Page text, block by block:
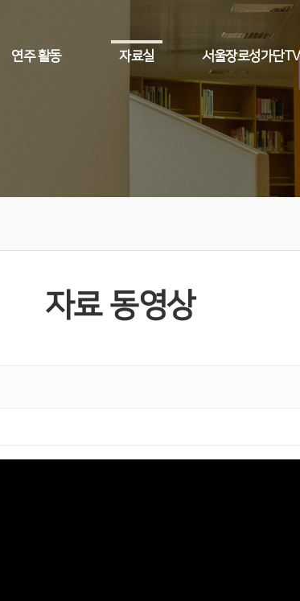
연주 활동 자료실 서울장로성가단TV
자료 동영상